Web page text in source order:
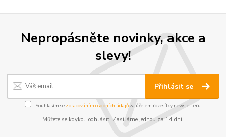
Nepropásněte novinky, akce a
slevy!
Přihlásit se
Souhlasím se zpracováním osobních údajůza účelem rozesílky newsletteru.
Můžete se kdykoli odhlásit. Zasíláme jednou za 14 dní.